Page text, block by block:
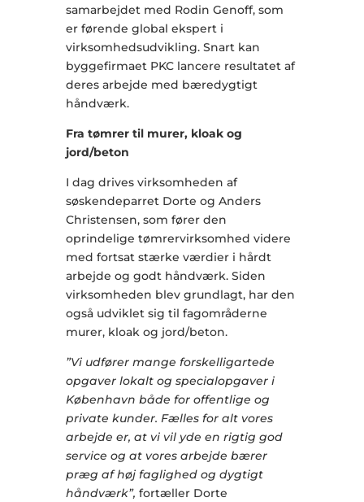
samarbejdet med Rodin Genoff, som
er førende global ekspert i
virksomhedsudvikling. Snart kan
byggefirmaet PKC lancere resultatet af
deres arbejde med bæredygtigt
håndværk.
Fra tømrer til murer, kloak og
jord/beton
I dag drives virksomheden af
søskendeparret Dorte og Anders
Christensen, som fører den
oprindelige tømrervirksomhed videre
med fortsat stærke værdier i hårdt
arbejde og godt håndværk. Siden
virksomheden blev grundlagt, har den
også udviklet sig til fagområderne
murer, kloak og jord/beton.
”Vi udfører mange forskelligartede
opgaver lokalt og specialopgaver i
København både for offentlige og
private kunder. Fælles for alt vores
arbejde er, at vi vil yde en rigtig god
service og at vores arbejde bærer
præg af høj faglighed og dygtigt
håndværk”, fortæller Dorte